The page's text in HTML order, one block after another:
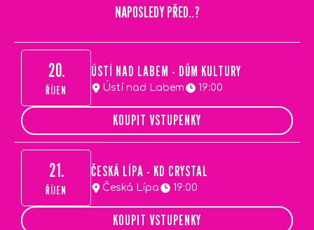
NAPOSLEDY PŘED..?
20.
ŘÍJEN
ÚSTÍ NAD LABEM - DŮM KULTURY
Ústí nad Labem 19:00
KOUPIT VSTUPENKY
21.
ŘÍJEN
ČESKÁ LÍPA - KD CRYSTAL
Česká Lípa 19:00
KOUPIT VSTUPENKY